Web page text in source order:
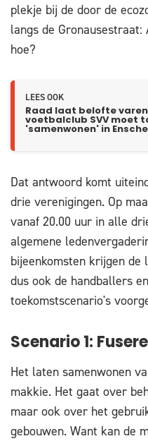
plekje bij de door de
langs de
hoe?
LEES OOK
Raad laat belofte
voetbalclub SVV moet
'samenwonen' in
Dat antwoord komt
drie verenigingen. Op
vanaf 20.00 uur in alle
algemene
bijeenkomsten krijgen de
dus ook de handballers
toekomstscenario's
Scenario 1:
Het laten samenwonen
makkie. Het gaat over
maar ook over het
gebouwen. Want kan de